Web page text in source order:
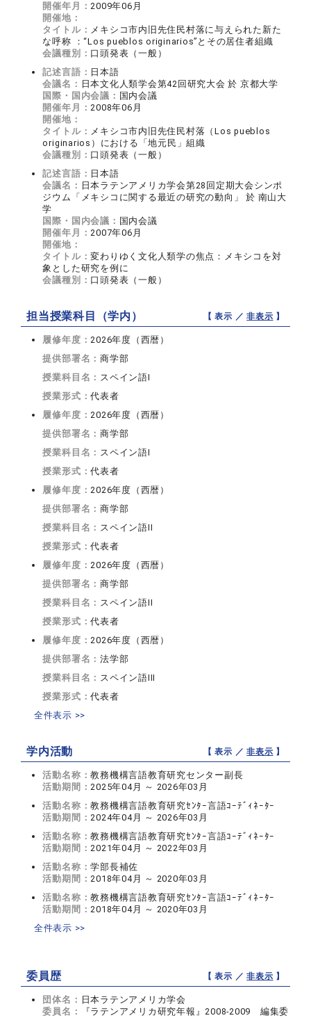
開催年月：2009年06月
開催地：
タイトル： メキシコ市内旧先住民村落に与えられた新た
な呼称 ：“Los pueblos originarios”とその居住者組織
会議種別： 口頭発表（一般）
記述言語： 日本語
会議名： 日本文化人類学会第42回研究大会 於 京都大学
国際・国内会議： 国内会議
開催年月：2008年06月
開催地：
タイトル： メキシコ市内旧先住民村落（Los pueblos
originarios）における「地元民」組織
会議種別： 口頭発表（一般）
記述言語： 日本語
会議名： 日本ラテンアメリカ学会第28回定期大会シンポ
ジウム「メキシコに関する最近の研究の動向」 於 南山大
学
国際・国内会議： 国内会議
開催年月：2007年06月
開催地：
タイトル：変わりゆく文化人類学の焦点：メキシコを対
象とした研究を例に
会議種別： 口頭発表（一般）
担当授業科目（学内） 【 表示 ／非表示 】
履修年度：2026年度（西暦）
提供部署名：商学部
授業科目名： スペイン語I
授業形式：代表者
履修年度：2026年度（西暦）
提供部署名：商学部
授業科目名： スペイン語I
授業形式：代表者
履修年度：2026年度（西暦）
提供部署名：商学部
授業科目名： スペイン語II
授業形式：代表者
履修年度：2026年度（西暦）
提供部署名：商学部
授業科目名： スペイン語II
授業形式：代表者
履修年度：2026年度（西暦）
提供部署名：法学部
授業科目名： スペイン語III
授業形式：代表者
全件表示 >>
学内活動 【 表示 ／非表示 】
活動名称：教務機構言語教育研究センター副長
活動期間：2025年04月 ～ 2026年03月
活動名称：教務機構言語教育研究ｾﾝﾀｰ言語ｺｰﾃﾞｨﾈｰﾀｰ
活動期間：2024年04月 ～ 2026年03月
活動名称：教務機構言語教育研究ｾﾝﾀｰ言語ｺｰﾃﾞｨﾈｰﾀｰ
活動期間：2021年04月 ～ 2022年03月
活動名称：学部長補佐
活動期間：2018年04月 ～ 2020年03月
活動名称：教務機構言語教育研究ｾﾝﾀｰ言語ｺｰﾃﾞｨﾈｰﾀｰ
活動期間：2018年04月 ～ 2020年03月
全件表示 >>
委員歴 【 表示 ／非表示 】
団体名： 日本ラテンアメリカ学会
委員名：
『ラテンアメリカ研究年報』2008-2009 編集委